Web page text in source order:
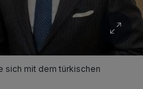
sich mit dem türkischen